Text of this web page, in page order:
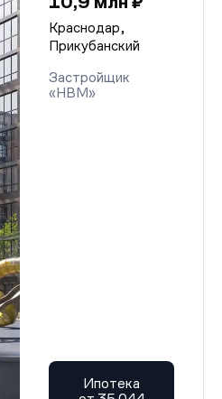
Краснодар,
Прикубанский
Застройщик
«НВМ»
Ипотека